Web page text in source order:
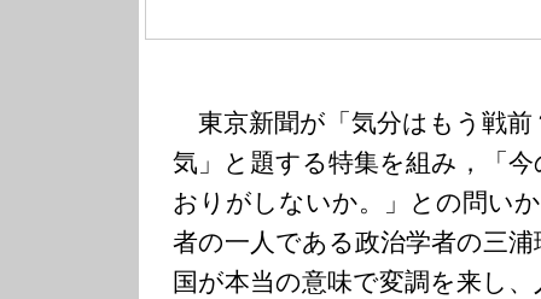
東京新聞が「気分はもう戦
気」と題する特集を組み，「
おりがしないか。」との問い
者の一人である政治学者の三
国が本当の意味で変調を来し